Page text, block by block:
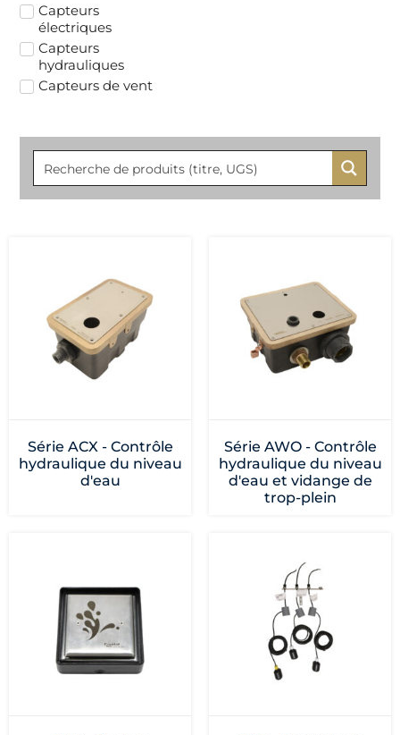
Capteurs
électriques
Capteurs
hydrauliques
Capteurs de vent
Série ACX - Contrôle
hydraulique du niveau
d'eau
Série AWO - Contrôle
hydraulique du niveau
d'eau et vidange de
trop-plein